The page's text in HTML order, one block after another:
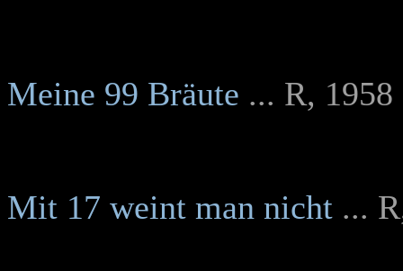
Meine 99 Bräute ... R, 1958
Mit 17 weint man nicht ...